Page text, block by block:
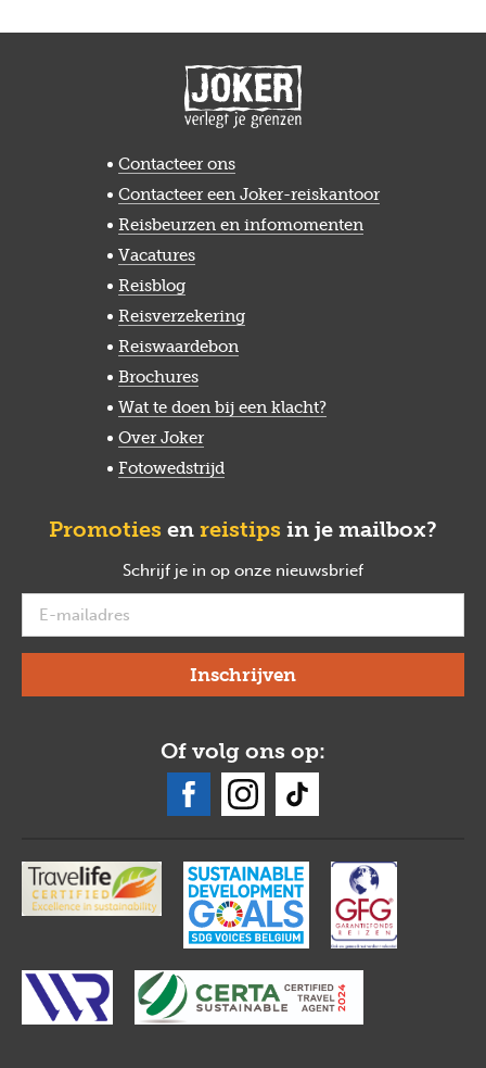
Contacteer ons
Contacteer een Joker-reiskantoor
Reisbeurzen en infomomenten
Vacatures
Reisblog
Reisverzekering
Reiswaardebon
Brochures
Wat te doen bij een klacht?
Over Joker
Fotowedstrijd
Promoties en reistips in je mailbox?
Schrijf je in op onze nieuwsbrief
Of volg ons op: